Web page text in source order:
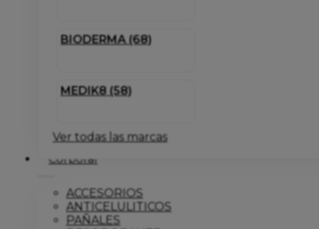
BIODERMA (68)
MEDIK8 (58)
Ver todas las marcas
Corporal
ACCESORIOS
ANTICELULITICOS
PAÑALES